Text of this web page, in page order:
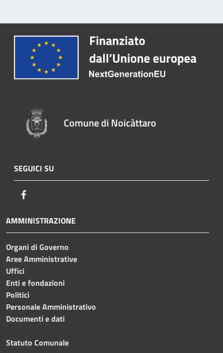
Comune di Noicàttaro
SEGUICI SU
AMMINISTRAZIONE
Organi di Governo
Aree Amministrative
Uffici
Enti e fondazioni
Politici
Personale Amministrativo
Documenti e dati
Statuto Comunale